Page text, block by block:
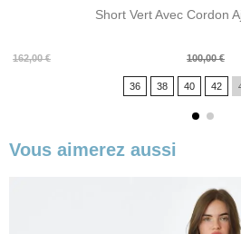
Short Vert Avec Cordon
162,00 €
Prix
100,00 €
Prix
36 38 40 42
Vous aimerez aussi